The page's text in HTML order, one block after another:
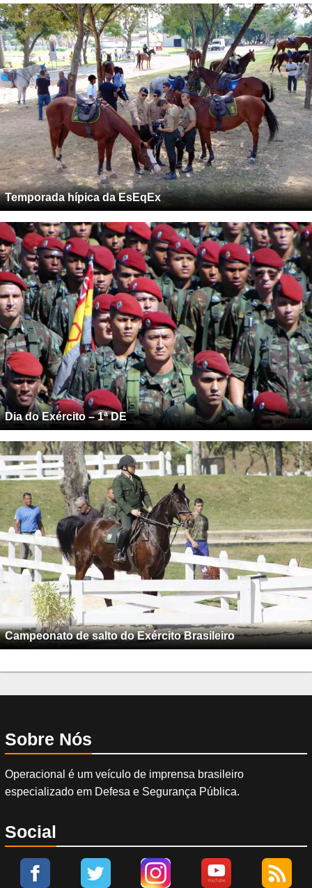
Temporada hípica da EsEqEx
Dia do Exército – 1ª DE
Campeonato de salto do Exército Brasileiro
Sobre Nós
Operacional é um veículo de imprensa brasileiro
especializado em Defesa e Segurança Pública.
Social